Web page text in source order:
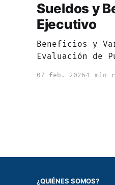
Sueldos y
Ejecutivo
Beneficios y
Evaluación de
07 feb. 2026 1 min
¿QUIÉNES SOMOS?